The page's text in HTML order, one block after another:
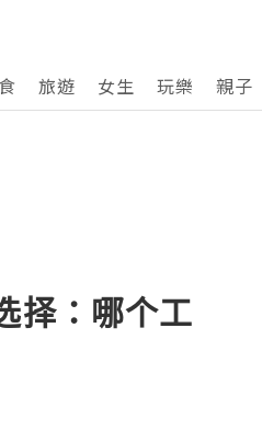
旅遊 女生 玩樂 親子
择：哪个工